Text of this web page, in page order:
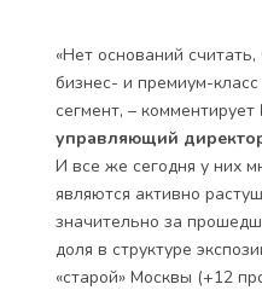
«Нет оснований
бизнес- и премиум-
сегмент, – комментирует
управляющий
И все же сегодня у них
являются активно
значительно за
доля в структуре
«старой» Москвы (+12